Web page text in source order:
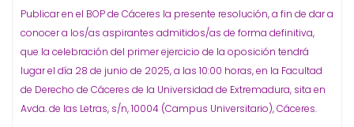
Publicar en el BOP de Cáceres la presente resolución, a fin de dar a
conocer a los/as aspirantes admitidos/as de forma definitiva,
que la celebración del primer ejercicio de la oposición tendrá
lugar el día 28 de junio de 2025, a las 10:00 horas, en la Facultad
de Derecho de Cáceres de la Universidad de Extremadura, sita en
Avda. de las Letras, s/n, 10004 (Campus Universitario), Cáceres.